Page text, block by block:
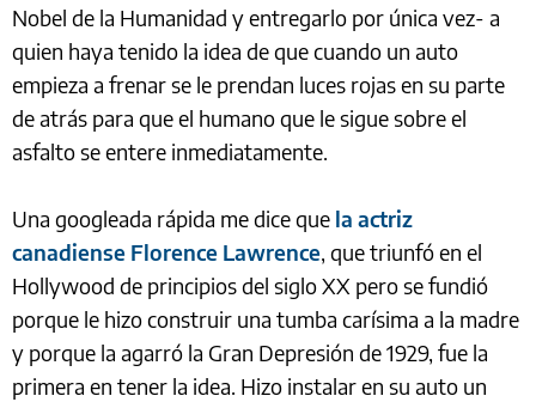
Nobel de la Humanidad y entregarlo por única vez- a
quien haya tenido la idea de que cuando un auto
empieza a frenar se le prendan luces rojas en su parte
de atrás para que el humano que le sigue sobre el
asfalto se entere inmediatamente.
Una googleada rápida me dice que la actriz
canadiense Florence Lawrence, que triunfó en el
Hollywood de principios del siglo XX pero se fundió
porque le hizo construir una tumba carísima a la madre
y porque la agarró la Gran Depresión de 1929, fue la
primera en tener la idea. Hizo instalar en su auto un